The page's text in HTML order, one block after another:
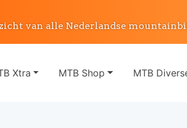
van alle Nederlandse
Xtra MTB Shop MTB